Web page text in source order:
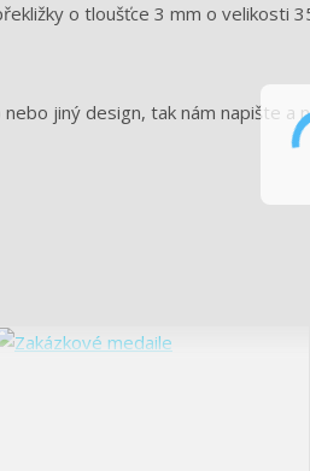
o tloušťce 3 mm o velikosti
jiný design, tak nám napište a